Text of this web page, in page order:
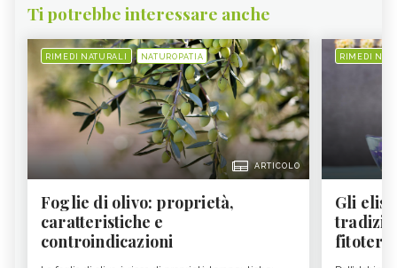
Ti potrebbe interessare anche
RIMEDI NATURALI NATUROPATIA
ARTICOLO
Foglie di olivo: proprietà,
caratteristiche e
controindicazioni
RIMEDI
Gli
fitoter...